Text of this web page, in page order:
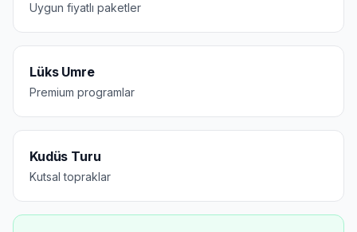
Uygun fiyatlı paketler
Lüks Umre
Premium programlar
Kudüs Turu
Kutsal topraklar